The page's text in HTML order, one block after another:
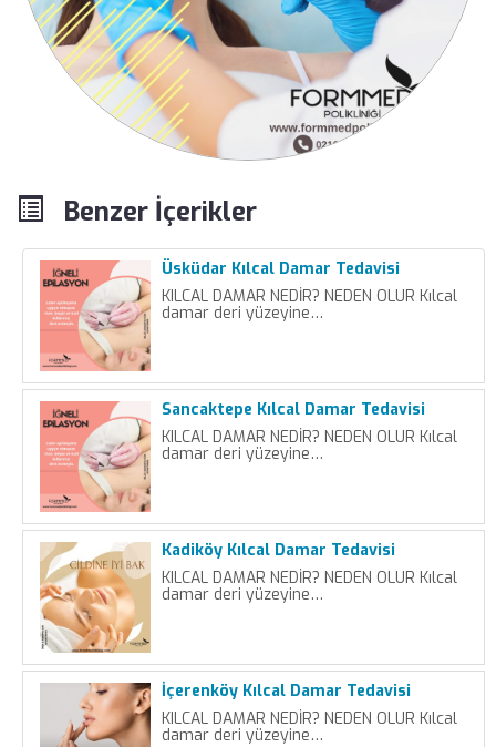
Benzer İçerikler
Üsküdar Kılcal Damar Tedavisi
KILCAL DAMAR NEDİR? NEDEN OLUR Kılcal
damar deri yüzeyine…
Sancaktepe Kılcal Damar Tedavisi
KILCAL DAMAR NEDİR? NEDEN OLUR Kılcal
damar deri yüzeyine…
Kadiköy Kılcal Damar Tedavisi
KILCAL DAMAR NEDİR? NEDEN OLUR Kılcal
damar deri yüzeyine…
İçerenköy Kılcal Damar Tedavisi
KILCAL DAMAR NEDİR? NEDEN OLUR Kılcal
damar deri yüzeyine…